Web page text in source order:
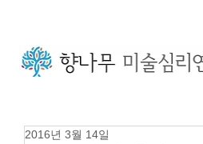
2016년 3월 14일